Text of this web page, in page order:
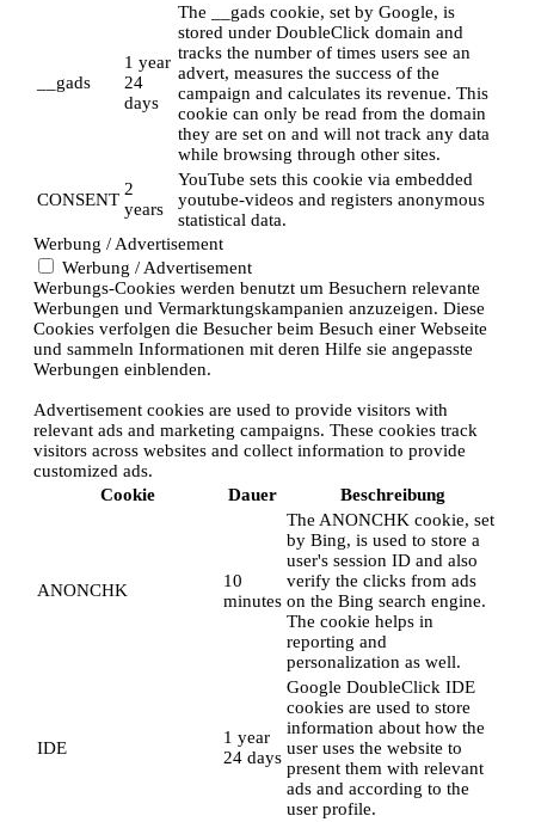
__gads
1 year
24
days
The __gads cookie, set by Google, is
stored under DoubleClick domain and
tracks the number of times users see an
advert, measures the success of the
campaign and calculates its revenue. This
cookie can only be read from the domain
they are set on and will not track any data
while browsing through other sites.
CONSENT
2
years
YouTube sets this cookie via embedded
youtube-videos and registers anonymous
statistical data.
Werbung / Advertisement
Werbung / Advertisement
Werbungs-Cookies werden benutzt um Besuchern relevante
Werbungen und Vermarktungskampanien anzuzeigen. Diese
Cookies verfolgen die Besucher beim Besuch einer Webseite
und sammeln Informationen mit deren Hilfe sie angepasste
Werbungen einblenden.
Advertisement cookies are used to provide visitors with
relevant ads and marketing campaigns. These cookies track
visitors across websites and collect information to provide
customized ads.
Cookie
Dauer Beschreibung
ANONCHK
10
minutes
The ANONCHK cookie, set
by Bing, is used to store a
user's session ID and also
verify the clicks from ads
on the Bing search engine.
The cookie helps in
reporting and
personalization as well.
IDE
1 year
24 days
Google DoubleClick IDE
cookies are used to store
information about how the
user uses the website to
present them with relevant
ads and according to the
user profile.